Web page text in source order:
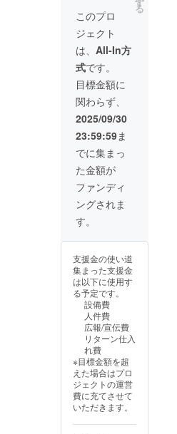
合上返
は致し
かねま
で、ご
了承く
ださ
い。
り、ラ
打ち上
げを中
止する
場合が
ござい
ます。
中止と
なった
も、準
備費用
等の都
合上返
金対応
は致し
かねま
了承く
ださ
い。
ント告
知・報
告投稿
に最低
２回掲
載 注意
事項・
条件 ・
支援
時、必
ず備考
欄に掲
載を希
望され
るお名
前をご
記入く
ださ
バナー
は本リ
ターン
に含ま
れませ
ん。 ・
公序良
俗に反
する表
載でき
ませ
ん。
1年間。
SNS 掲
載方
法：文
字のみ
（和文
10字・
英数15
字以
内）。
動画エ
ンド
ロー
ル：文
字のみ
（和文
10字・
英数15
掲載場
式
Instagr
amイベ
ント投
稿にて
支援者
お名前
掲載。
画は11
月末ま
でに限
定公開
URLで
ご案
え、
2025/10
/4ス
テージ
で司会
者があ
なたの
お名前
を読み
上げ。
会場全
体で支
援の光
を共有
する特
別リ
ターン
です。
間：
/15 から
1年間。
SNS 掲
載方
法：文
字のみ
（和文
10字・
字以
内）。
動画エ
ンド
ロー
ル：文
る
このプロ
ジェクト
は、 All-In方
式です。
目標金額に
関わらず、
2025/09/30
23:59:59ま
でに集まっ
た金額が
ファンディ
ングされま
す。
支援金の使い道
集まった支援金
は以下に使用す
る予定です。
設備費
人件費
広報/宣伝費
リターン仕入
れ費
※目標金額を超
えた場合はプロ
ジェクトの運営
費に充てさせて
いただきます。